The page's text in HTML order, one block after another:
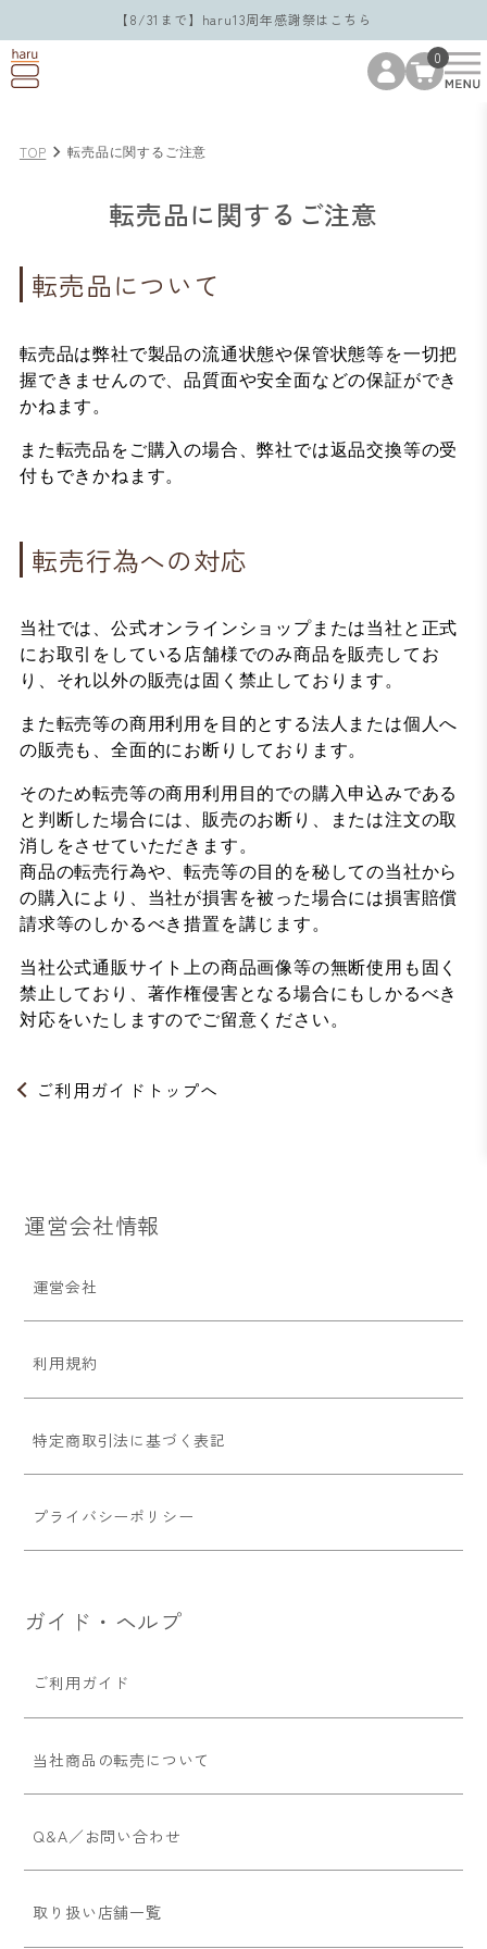
【8/31まで】haru13周年感謝祭はこちら
0
TOP 転売品に関するご注意
転売品に関するご注意
転売品について
転売品は弊社で製品の流通状態や保管状態等を一切把
握できませんので、品質面や安全面などの保証ができ
かねます。
また転売品をご購入の場合、弊社では返品交換等の受
付もできかねます。
転売行為への対応
当社では、公式オンラインショップまたは当社と正式
にお取引をしている店舗様でのみ商品を販売してお
り、それ以外の販売は固く禁止しております。
また転売等の商用利用を目的とする法人または個人へ
の販売も、全面的にお断りしております。
そのため転売等の商用利用目的での購入申込みである
と判断した場合には、販売のお断り、または注文の取
消しをさせていただきます。
商品の転売行為や、転売等の目的を秘しての当社から
の購入により、当社が損害を被った場合には損害賠償
請求等のしかるべき措置を講じます。
当社公式通販サイト上の商品画像等の無断使用も固く
禁止しており、著作権侵害となる場合にもしかるべき
対応をいたしますのでご留意ください。
ご利用ガイドトップへ
運営会社情報
運営会社
利用規約
特定商取引法に基づく表記
プライバシーポリシー
ガイド・ヘルプ
ご利用ガイド
当社商品の転売について
Q&A／お問い合わせ
取り扱い店舗一覧